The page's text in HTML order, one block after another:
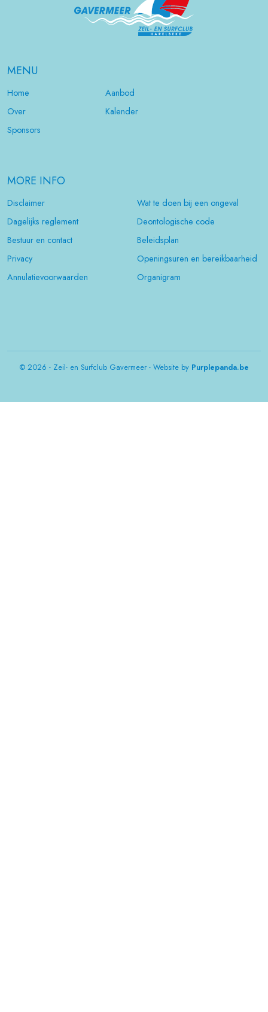
MENU
Home
Aanbod
Over
Kalender
Sponsors
MORE INFO
Disclaimer
Wat te doen bij een ongeval
Dagelijks reglement
Deontologische code
Bestuur en contact
Beleidsplan
Privacy
Openingsuren en bereikbaarheid
Annulatievoorwaarden
Organigram
© 2026 - Zeil- en Surfclub Gavermeer - Website by Purplepanda.be